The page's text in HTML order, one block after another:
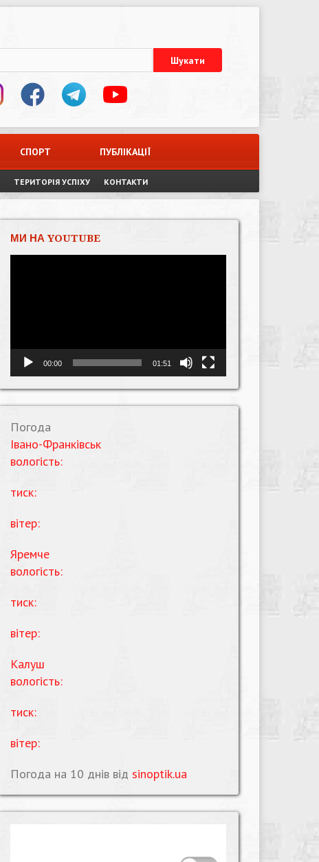
СПОРТ ПУБЛІКАЦІЇ
ТЕРИТОРІЯ УСПІХУ КОНТАКТИ
МИ НА YOUTUBE
00:00 01:51
Погода
Івано-Франківськ
вологість:
тиск:
вітер:
Яремче
вологість:
тиск:
вітер:
Калуш
вологість:
тиск:
вітер:
Погода на 10 днів від sinoptik.ua